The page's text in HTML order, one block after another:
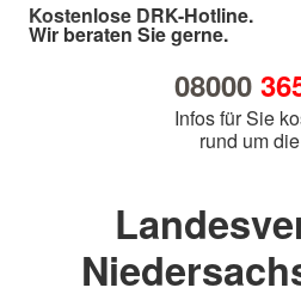
Kostenlose DRK-Hotline.
Wir beraten Sie gerne.
08000
Infos für Sie
rund um